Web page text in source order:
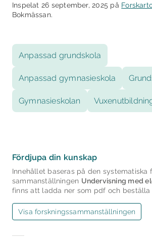
Inspelat 26 september, 2025 på
Bokmässan.
Anpassad grundskola
Anpassad gymnasieskola
Gymnasieskolan
Fördjupa din kunskap
Innehållet baseras på den systematiska
sammanställningen Undervisning med
finns att ladda ner som pdf och beställa
Visa forsknings­sammanställningen